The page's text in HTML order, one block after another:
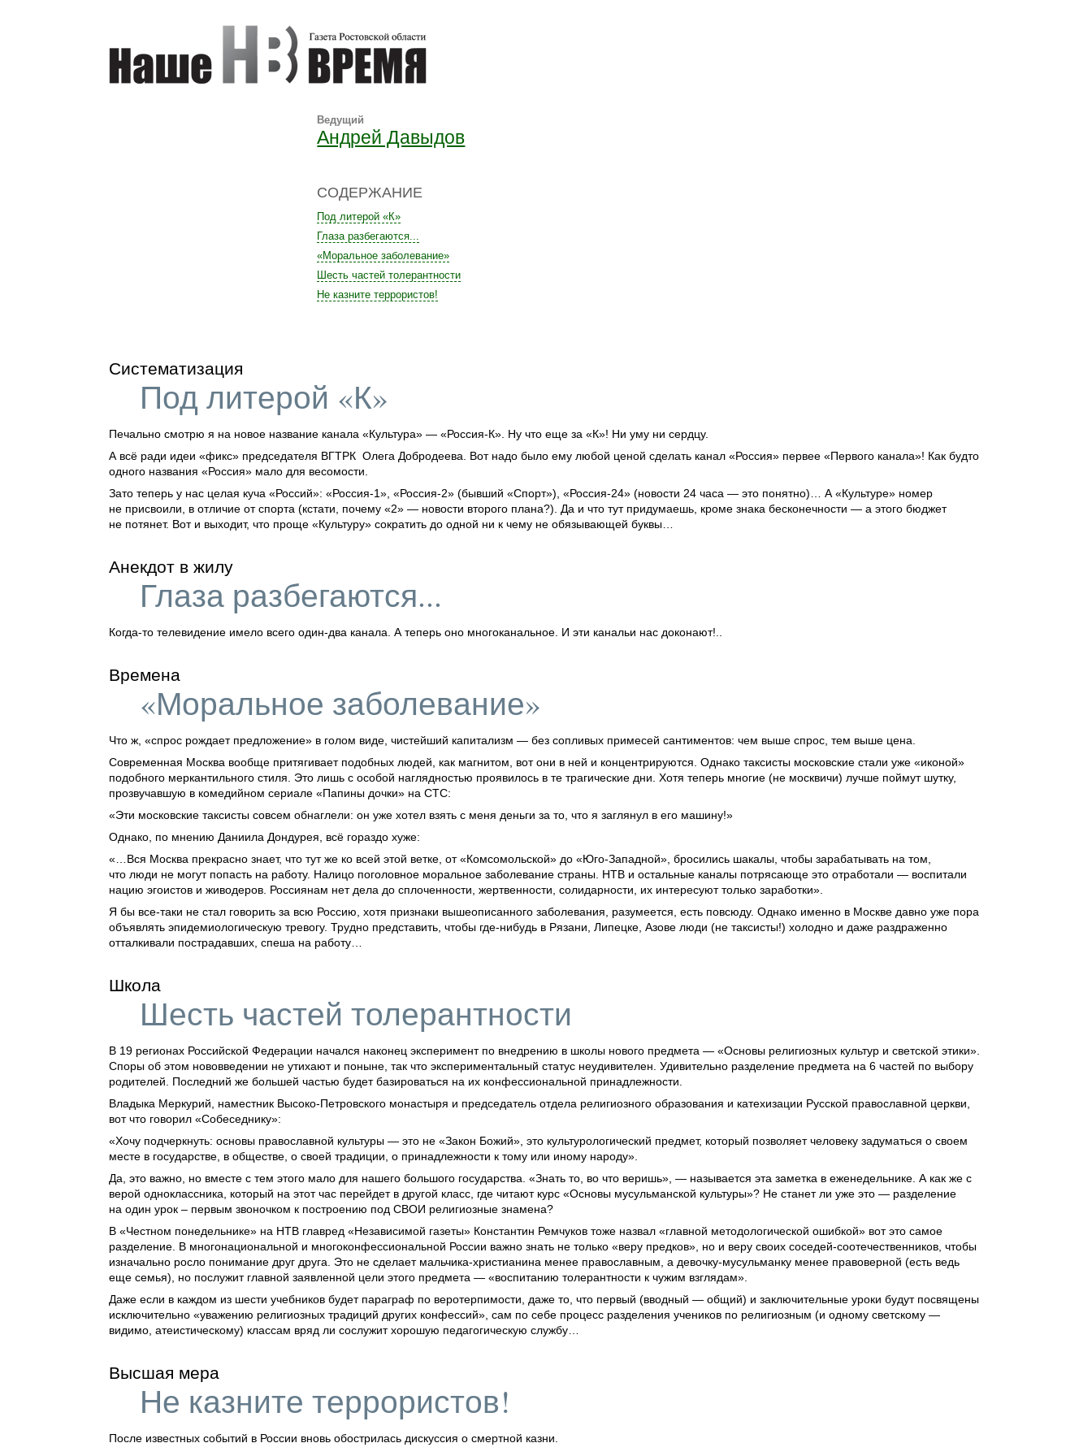
Ведущий
Андрей Давыдов
СОДЕРЖАНИЕ
Под литерой «К»
Глаза разбегаются...
«Моральное заболевание»
Шесть частей толерантности
Не казните террористов!
Систематизация
Под литерой «К»
Печально смотрю я на новое название канала «Культура» —«Россия-К». Ну что еще за «К»! Ни уму ни сердцу.
А всё ради идеи «фикс» председателя ВГТРК Олега Добродеева. Вот надо было ему любой ценой сделать канал «Россия» первее «Первого канала»! Как будто
одного названия «Россия» мало для весомости.
Зато теперь у нас целая куча «Россий»:«Россия-1», «Россия-2» (бывший «Спорт»),«Россия-24» (новости 24 часа — это понятно)… А «Культуре» номер
не присвоили, в отличие от спорта (кстати, почему «2» — новости второго плана?). Да и что тут придумаешь, кроме знака бесконечности — а этого бюджет
не потянет. Вот и выходит, что проще «Культуру» сократить до одной ни к чему не обязывающей буквы…
Анекдот в жилу
Глаза разбегаются...
Когда-то телевидение имело всегоодин-два канала. А теперь оно многоканальное. И эти канальи нас доконают!..
Времена
«Моральное заболевание»
Что ж, «спрос рождает предложение» в голом виде, чистейший капитализм — без сопливых примесей сантиментов: чем выше спрос, тем выше цена.
Современная Москва вообще притягивает подобных людей, как магнитом, вот они в ней и концентрируются. Однако таксисты московские стали уже «иконой»
подобного меркантильного стиля. Это лишь с особой наглядностью проявилось в те трагические дни. Хотя теперь многие (не москвичи) лучше поймут шутку,
прозвучавшую в комедийном сериале «Папины дочки» на СТС:
«Эти московские таксисты совсем обнаглели: он уже хотел взять с меня деньги за то, что я заглянул в его машину!»
Однако, по мнению Даниила Дондурея, всё гораздо хуже:
«…Вся Москва прекрасно знает, что тут же ко всей этой ветке, от «Комсомольской» до «Юго-Западной», бросились шакалы, чтобы зарабатывать на том,
что люди не могут попасть на работу. Налицо поголовное моральное заболевание страны. НТВ и остальные каналы потрясающе это отработали — воспитали
нацию эгоистов и живодеров. Россиянам нет дела до сплоченности, жертвенности, солидарности, их интересуют только заработки».
Ябы все-таки не стал говорить за всю Россию, хотя признаки вышеописанного заболевания, разумеется, есть повсюду. Однако именно в Москве давно уже пора
объявлять эпидемиологическую тревогу. Трудно представить, чтобы где-нибудь в Рязани, Липецке, Азове люди (не таксисты!) холодно и даже раздраженно
отталкивали пострадавших, спеша на работу…
Школа
Шесть частей толерантности
В 19 регионах Российской Федерации начался наконец эксперимент по внедрению в школы нового предмета — «Основы религиозных культур и светской этики».
Споры об этом нововведении не утихают и поныне, так что экспериментальный статус неудивителен. Удивительно разделение предмета на 6 частей по выбору
родителей. Последний же большей частью будет базироваться на их конфессиональной принадлежности.
Владыка Меркурий, наместник Высоко-Петровского монастыря и председатель отдела религиозного образования и катехизации Русской православной церкви,
вот что говорил «Собеседнику»:
«Хочу подчеркнуть: основы православной культуры — это не «Закон Божий», это культурологический предмет, который позволяет человеку задуматься о своем
месте в государстве, в обществе, о своей традиции, о принадлежности к тому или иному народу».
Да, это важно, но вместе с тем этого мало для нашего большого государства. «Знать то, во что веришь», — называется эта заметка в еженедельнике. А как же с
верой одноклассника, который на этот час перейдет в другой класс, где читают курс «Основы мусульманской культуры»? Не станет ли уже это — разделение
на один урок – первым звоночком к построению под СВОИ религиозные знамена?
В «Честном понедельнике» на НТВ главред «Независимой газеты» Константин Ремчуков тоже назвал «главной методологической ошибкой» вот это самое
разделение. В многонациональной и многоконфессиональной России важно знать не только «веру предков», но и веру своихсоседей-соотечественников, чтобы
изначально росло понимание друг друга. Это не сделает мальчика-христианина менее православным,а девочку-мусульманку менее правоверной (есть ведь
еще семья), но послужит главной заявленной цели этого предмета — «воспитанию толерантности к чужим взглядам».
Даже если в каждом из шести учебников будет параграф по веротерпимости, даже то, что первый (вводный — общий) и заключительные уроки будут посвящены
исключительно «уважению религиозных традиций других конфессий», сам по себе процесс разделения учеников по религиозным (и одному светскому —
видимо, атеистическому) классам вряд ли сослужит хорошую педагогическую службу…
Высшая мера
Не казните террористов!
После известных событий в России вновь обострилась дискуссия о смертной казни.